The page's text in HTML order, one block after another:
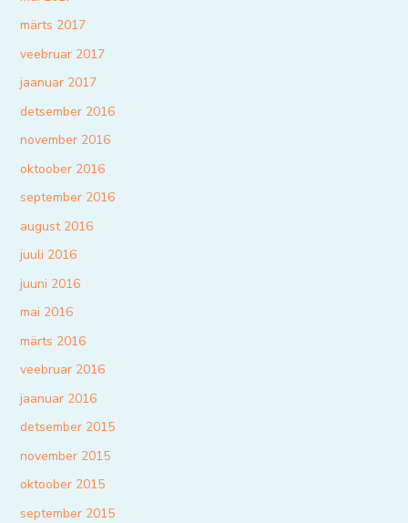
märts 2017
veebruar 2017
jaanuar 2017
detsember 2016
november 2016
oktoober 2016
september 2016
august 2016
juuli 2016
juuni 2016
mai 2016
märts 2016
veebruar 2016
jaanuar 2016
detsember 2015
november 2015
oktoober 2015
september 2015